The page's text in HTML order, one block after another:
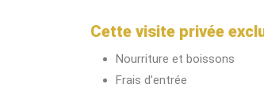
Cette visite privée
Nourriture et boissons
Frais d’entrée